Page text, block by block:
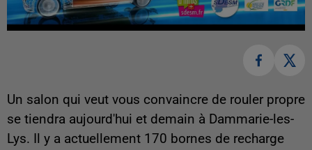
Un salon qui veut vous convaincre de rouler propre
se tiendra aujourd'hui et demain à Dammarie-les-
Lys. Il y a actuellement 170 bornes de recharge